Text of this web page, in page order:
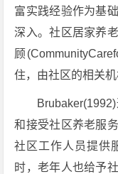
富实践经验作为基
深入。社区居家养
顾
住，由社区的相关机
和接受社区养老服
社区工作人员提供
时，老年人也给予